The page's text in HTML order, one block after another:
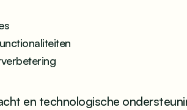
en technologische